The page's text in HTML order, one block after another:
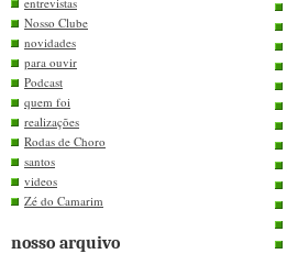
Nosso Clube
novidades
para ouvir
Podcast
quem foi
realizações
Rodas de Choro
santos
videos
Zé do Camarim
nosso arquivo